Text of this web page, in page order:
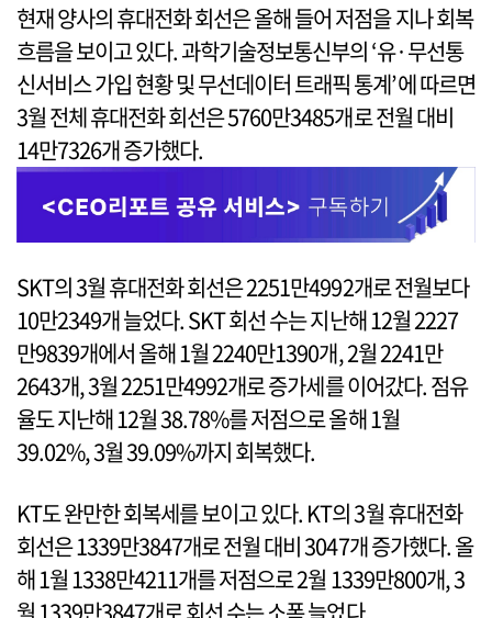
현재 양사의 휴대전화 회선은 올해 들어 저점을 지나 회복
흐름을 보이고 있다. 과학기술정보통신부의 ‘유·무선통
신서비스 가입 현황 및 무선데이터 트래픽 통계’에 따르면
3월 전체 휴대전화 회선은 5760만3485개로 전월 대비
14만7326개 증가했다.
SKT의 3월 휴대전화 회선은 2251만4992개로 전월보다
10만2349개 늘었다. SKT 회선 수는 지난해 12월 2227
만9839개에서 올해 1월 2240만1390개, 2월 2241만
2643개, 3월 2251만4992개로 증가세를 이어갔다. 점유
율도 지난해 12월 38.78%를 저점으로 올해 1월
39.02%, 3월 39.09%까지 회복했다.
KT도 완만한 회복세를 보이고 있다. KT의 3월 휴대전화
회선은 1339만3847개로 전월 대비 3047개 증가했다. 올
해 1월 1338만4211개를 저점으로 2월 1339만800개, 3